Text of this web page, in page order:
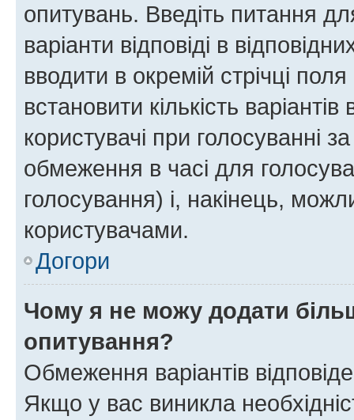
опитувань. Введіть питання
варіанти відповіді в
вводити в окремій стрічці
встановити кількість
користувачі при голосуванні
обмеження в часі для
голосування) і, накінець,
користувачами.
Догори
Чому я не можу додати
опитування?
Обмеження варіантів
Якщо у вас виникла